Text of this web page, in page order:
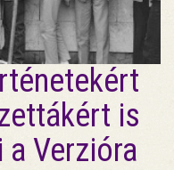
is
a Verzióra